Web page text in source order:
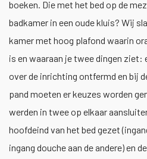
boeken. Die met het bed op de
badkamer in een oude kluis? Wij
kamer met hoog plafond waarin
is en waaraan je twee dingen ziet:
over de inrichting ontfermd en bij
pand moeten er keuzes worden
werden in twee op elkaar
hoofdeind van het bed gezet
ingang douche aan de andere) en